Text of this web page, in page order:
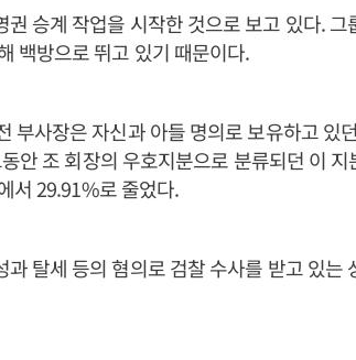
승계 작업을 시작한 것으로 보고 있다.
백방으로 뛰고 있기 때문이다.
부사장은 자신과 아들 명의로 보유하고 있
안 조 회장의 우호지분으로 분류되던 이
서 29.91%로 줄었다.
탈세 등의 혐의로 검찰 수사를 받고 있는